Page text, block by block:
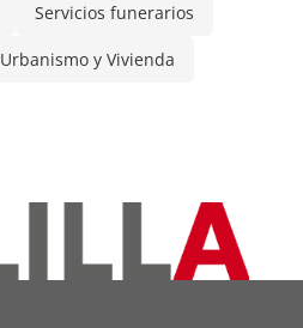
Servicios funerarios
Urbanismo y Vivienda